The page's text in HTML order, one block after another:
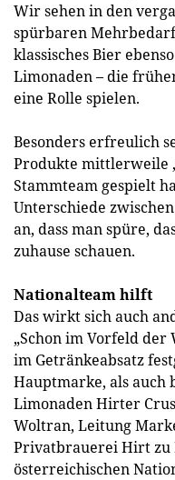
Wir sehen in den
spürbaren
klassisches Bier
Limonaden – die
eine Rolle spielen.
Besonders erfreulich
Produkte mittlerweile
Stammteam gespielt
Unterschiede
an, dass man spüre,
zuhause schauen.
Nationalteam hilft
Das wirkt sich auch
„Schon im Vorfeld
im Getränkeabsatz
Hauptmarke, als auch
Limonaden Hirter
Woltran, Leitung
Privatbrauerei Hirt zu
österreichischen